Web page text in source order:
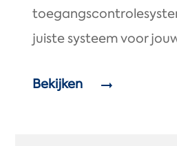
juiste systeem voor
Bekijken